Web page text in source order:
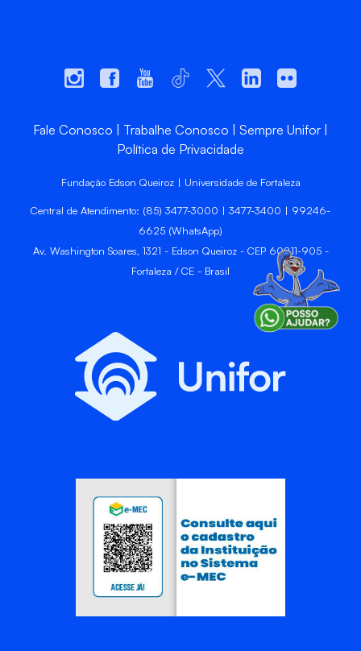
Fale Conosco Trabalhe Conosco
Sempre Unifor
Política de Privacidade
Fundação Edson Queiroz | Universidade de Fortaleza
Central de Atendimento: (85) 3477-3000 | 3477-3400 | 99246-
6625 (WhatsApp)
Av. Washington Soares, 1321 - Edson Queiroz - CEP 60811-905 -
Fortaleza / CE - Brasil